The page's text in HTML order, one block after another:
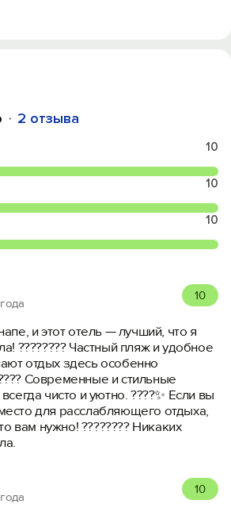
2 отзыва
10
10
10
10
и этот отель — лучший, что я
????????️ Частный пляж и удобное
отдых здесь особенно
Современные и стильные
чисто и уютно. ????✨ Если вы
для расслабляющего отдыха,
вам нужно! ???????? Никаких
10